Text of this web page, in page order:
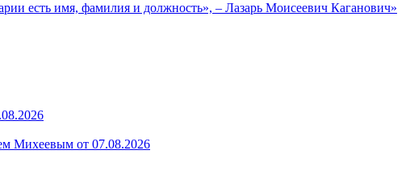
есть имя, фамилия и должность», – Лазарь Моисеевич Каганович»
Михеевым от 07.08.2026